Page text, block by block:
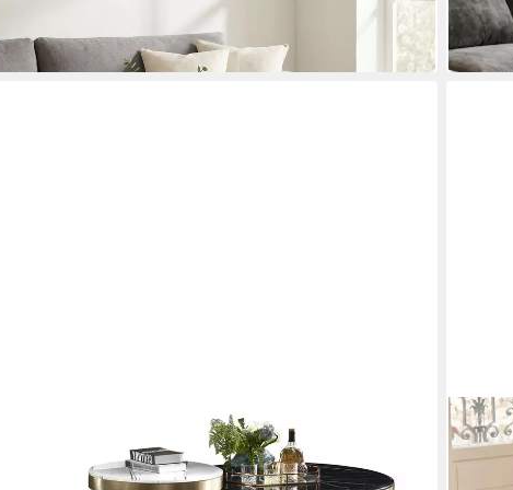
in 2-3 Werktagen bei dir
65 x 32 x
179,95
in 2-3
Couchtisch Marmor-Couchtisch in Schwarz mit Edelstahl-
Elementen von XLMOEBEL
100 x 30 x 100 cm B/H/T
60 x 40